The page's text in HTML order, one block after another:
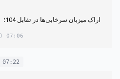
اراک میزبان سرخابی‌ها در تقابل 104؛
07:06
(03:36 in your timezone)
07:22